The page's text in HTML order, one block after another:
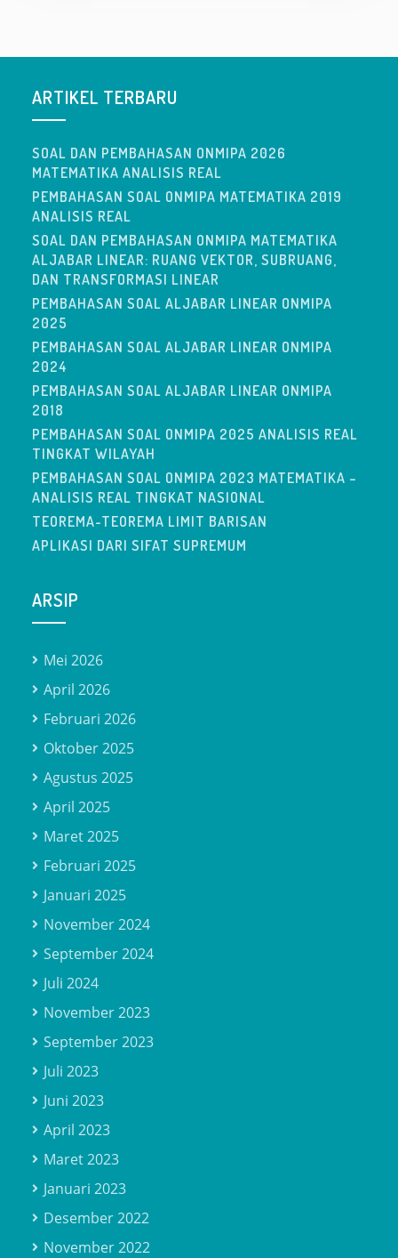
ARTIKEL TERBARU
SOAL DAN PEMBAHASAN ONMIPA 2026
MATEMATIKA ANALISIS REAL
PEMBAHASAN SOAL ONMIPA MATEMATIKA 2019
ANALISIS REAL
SOAL DAN PEMBAHASAN ONMIPA MATEMATIKA
ALJABAR LINEAR: RUANG VEKTOR, SUBRUANG,
DAN TRANSFORMASI LINEAR
PEMBAHASAN SOAL ALJABAR LINEAR ONMIPA
2025
PEMBAHASAN SOAL ALJABAR LINEAR ONMIPA
2024
PEMBAHASAN SOAL ALJABAR LINEAR ONMIPA
2018
PEMBAHASAN SOAL ONMIPA 2025 ANALISIS REAL
TINGKAT WILAYAH
PEMBAHASAN SOAL ONMIPA 2023 MATEMATIKA –
ANALISIS REAL TINGKAT NASIONAL
TEOREMA-TEOREMA LIMIT BARISAN
APLIKASI DARI SIFAT SUPREMUM
ARSIP
Mei 2026
April 2026
Februari 2026
Oktober 2025
Agustus 2025
April 2025
Maret 2025
Februari 2025
Januari 2025
November 2024
September 2024
Juli 2024
November 2023
September 2023
Juli 2023
Juni 2023
April 2023
Maret 2023
Januari 2023
Desember 2022
November 2022